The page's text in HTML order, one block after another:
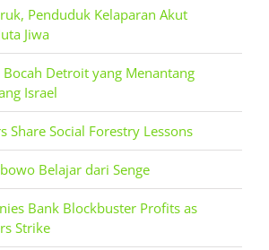
Penduduk Kelaparan Akut
Jiwa
Bocah Detroit yang Menantang
Israel
Share Social Forestry Lessons
Belajar dari Senge
Bank Blockbuster Profits as
Strike